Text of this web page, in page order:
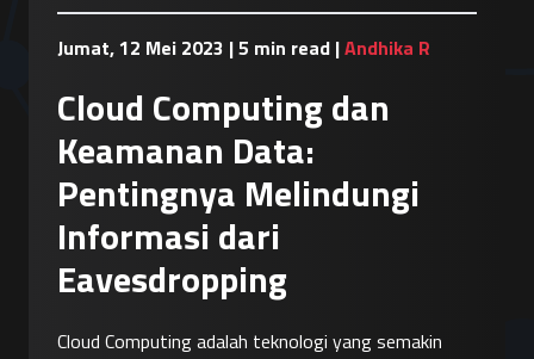
Jumat, 12 Mei 2023 |5 min read |Andhika R
Cloud Computing dan
Keamanan Data:
Pentingnya Melindungi
Informasi dari
Eavesdropping
Cloud Computing adalah teknologi yang semakin